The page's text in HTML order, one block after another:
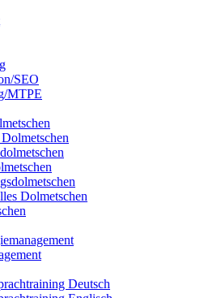
SEO
MTPE
Dolmetschen
Deutsch